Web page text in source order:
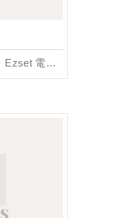
本日新增 Yale電子鎖 x 8款、Ezset 電子鎖 x 1款，共9款。